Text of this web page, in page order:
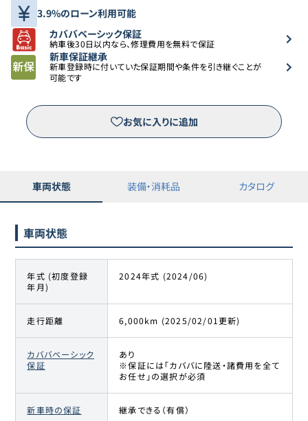
3.9%のローン利用可能
カババベーシック保証
納車後30日以内なら、修理費用を無料で保証
新車保証継承
新車登録時に付いていた保証期間や条件を引き継ぐことが
可能です
お気に入りに追加
車両状態 装備・消耗品 カタログ
車両状態
年式 (初度登録
年月)
2024年式 (2024/06)
走行距離 6,000km (2025/02/01更新)
カババベーシック
保証
あり
※保証には「カババに陸送・諸費用を全て
お任せ」の選択が必須
新車時の保証 継承できる（有償）